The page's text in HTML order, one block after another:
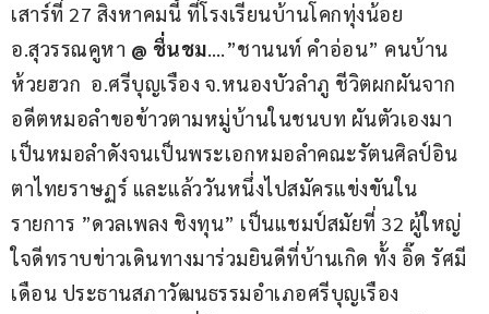
เสาร์ที่ 27 สิงหาคมนี้ ที่โรงเรียนบ้านโคกทุ่งน้อย
อ.สุวรรณคูหา @ ชื่นชม….”ชานนท์ คำอ่อน” คนบ้าน
ห้วยฮวก  อ.ศรีบุญเรือง จ.หนองบัวลำภู ชีวิตผกผันจาก
อดีตหมอลำขอข้าวตามหมู่บ้านในชนบท ผันตัวเองมา
เป็นหมอลำดังจนเป็นพระเอกหมอลำคณะรัตนศิลป์อิน
ตาไทยราษฏร์ และแล้ววันหนึ่งไปสมัครแข่งขันใน
รายการ ”ดวลเพลง ชิงทุน” เป็นแชมป์สมัยที่ 32 ผู้ใหญ่
ใจดีทราบข่าวเดินทางมาร่วมยินดีที่บ้านเกิด ทั้ง อิ๊ด รัศมี
เดือน ประธานสภาวัฒนธรรมอำเภอศรีบุญเรือง